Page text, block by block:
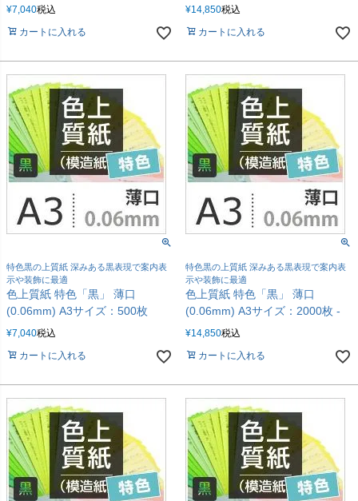
¥7,040税込
カートに入れる
¥14,850税込
カートに入れる
特色黒の上質紙 深みある黒表現で案内表
示や装飾に最適
色上質紙 特色「黒」 薄口
(0.06mm) A3サイズ：500枚
¥7,040税込
カートに入れる
特色黒の上質紙 深みある黒表現で案内表
示や装飾に最適
色上質紙 特色「黒」 薄口
(0.06mm) A3サイズ：2000枚 -
¥14,850税込
カートに入れる